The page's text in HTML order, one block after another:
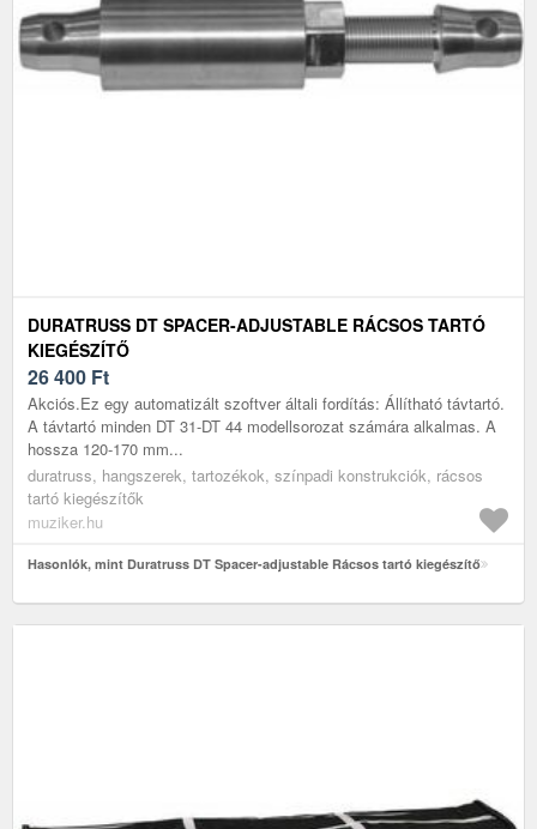
DURATRUSS DT SPACER-ADJUSTABLE RÁCSOS TARTÓ
KIEGÉSZÍTŐ
26 400 Ft
Akciós.Ez egy automatizált szoftver általi fordítás: Állítható távtartó.
A távtartó minden DT 31-DT 44 modellsorozat számára alkalmas. A
hossza 120-170 mm...
duratruss, hangszerek, tartozékok, színpadi konstrukciók, rácsos
tartó kiegészítők
muziker.hu
Hasonlók, mint Duratruss DT Spacer-adjustable Rácsos tartó kiegészítő